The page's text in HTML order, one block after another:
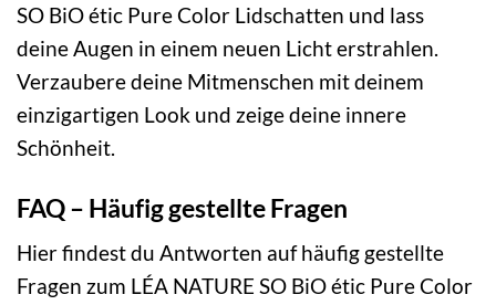
SO BiO étic Pure Color Lidschatten und lass
deine Augen in einem neuen Licht erstrahlen.
Verzaubere deine Mitmenschen mit deinem
einzigartigen Look und zeige deine innere
Schönheit.
FAQ – Häufig gestellte Fragen
Hier findest du Antworten auf häufig gestellte
Fragen zum LÉA NATURE SO BiO étic Pure Color